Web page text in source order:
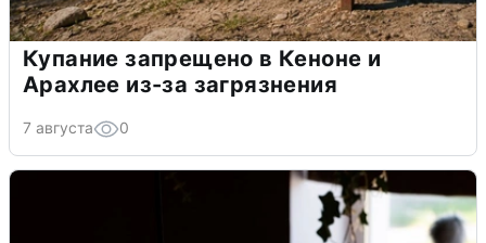
Купание запрещено в Кеноне и
Арахлее из-за загрязнения
7 августа 0